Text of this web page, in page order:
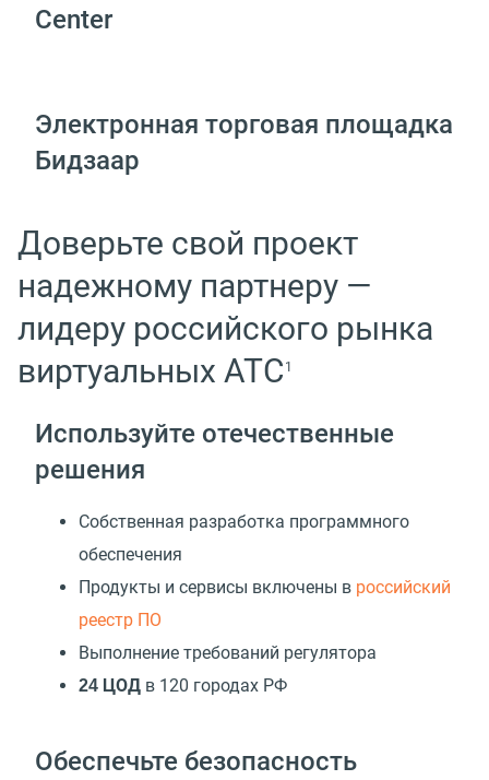
Center
Электронная торговая площадка
Бидзаар
Доверьте свой проект
надежному партнеру —
лидеру российского рынка
виртуальных АТС 1
Используйте отечественные
решения
Собственная разработка программного
обеспечения
Продукты и сервисы включены в российский
реестр ПО
Выполнение требований регулятора
24 ЦОД в 120 городах РФ
Обеспечьте безопасность